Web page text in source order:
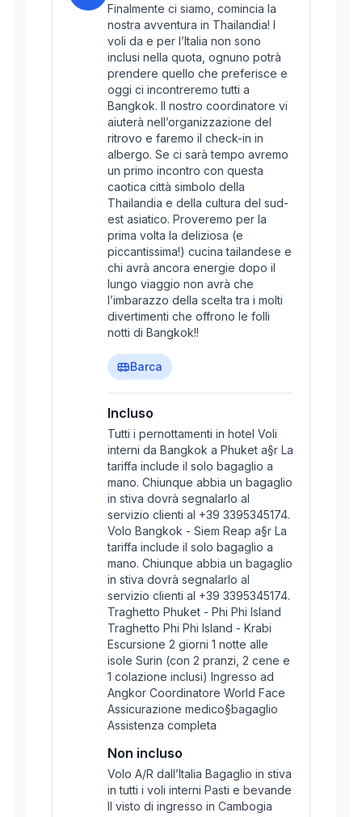
Finalmente ci siamo, comincia la
nostra avventura in Thailandia! I
voli da e per l’Italia non sono
inclusi nella quota, ognuno potrà
prendere quello che preferisce e
oggi ci incontreremo tutti a
Bangkok. Il nostro coordinatore vi
aiuterà nell’organizzazione del
ritrovo e faremo il check-in in
albergo. Se ci sarà tempo avremo
un primo incontro con questa
caotica città simbolo della
Thailandia e della cultura del sud-
est asiatico. Proveremo per la
prima volta la deliziosa (e
piccantissima!) cucina tailandese e
chi avrà ancora energie dopo il
lungo viaggio non avrà che
l’imbarazzo della scelta tra i molti
divertimenti che offrono le folli
notti di Bangkok!!
Barca
Incluso
Tutti i pernottamenti in hotel Voli
interni da Bangkok a Phuket a§r La
tariffa include il solo bagaglio a
mano. Chiunque abbia un bagaglio
in stiva dovrà segnalarlo al
servizio clienti al +39 3395345174.
Volo Bangkok - Siem Reap a§r La
tariffa include il solo bagaglio a
mano. Chiunque abbia un bagaglio
in stiva dovrà segnalarlo al
servizio clienti al +39 3395345174.
Traghetto Phuket - Phi Phi Island
Traghetto Phi Phi Island - Krabi
Escursione 2 giorni 1 notte alle
isole Surin (con 2 pranzi, 2 cene e
1 colazione inclusi) Ingresso ad
Angkor Coordinatore World Face
Assicurazione medico§bagaglio
Assistenza completa
Non incluso
Volo A/R dall’Italia Bagaglio in stiva
in tutti i voli interni Pasti e bevande
Il visto di ingresso in Cambogia